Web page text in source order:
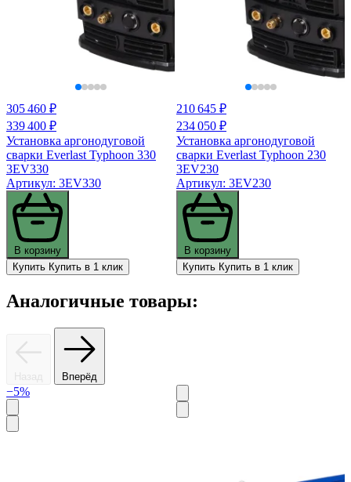
305 460 ₽
339 400 ₽
Установка аргонодуговой
сварки Everlast Typhoon 330
3EV330
Артикул: 3EV330
В корзину
Купить Купить в 1 клик
210 645 ₽
234 050 ₽
Установка аргонодуговой
сварки Everlast Typhoon 230
3EV230
Артикул: 3EV230
В корзину
Купить Купить в 1 клик
Аналогичные товары:
Назад Вперёд
−5%